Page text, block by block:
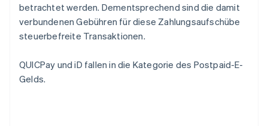
betrachtet werden. Dementsprechend sind die damit
verbundenen Gebühren für diese Zahlungsaufschübe
steuerbefreite Transaktionen.
QUICPay und iD fallen in die Kategorie des Postpaid-E-
Gelds.